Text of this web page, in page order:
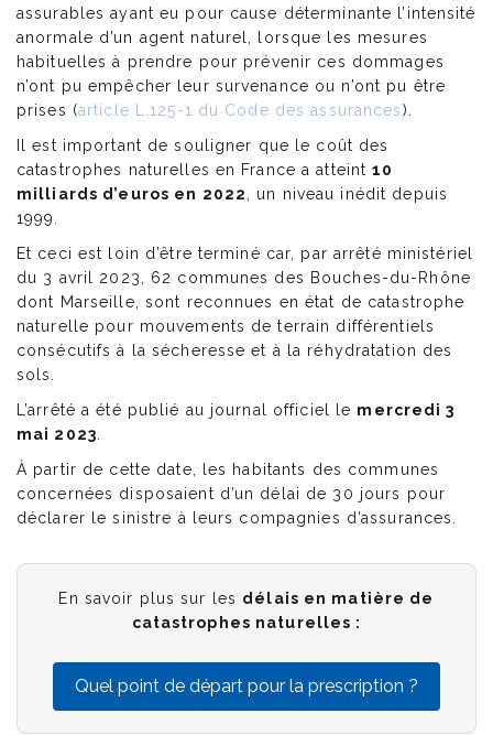
assurables ayant eu pour cause déterminante l’intensité
anormale d’un agent naturel, lorsque les mesures
habituelles à prendre pour prévenir ces dommages
n’ont pu empêcher leur survenance ou n’ont pu être
prises (article L.125-1 du Code des assurances).
Il est important de souligner que le coût des
catastrophes naturelles en France a atteint10
milliards d’euros en 2022
, un niveau inédit depuis
1999.
Et ceci est loin d’être terminé car, par arrêté ministériel
du 3 avril 2023, 62 communes des Bouches-du-Rhône
dont Marseille, sont reconnues en état de catastrophe
naturelle pour mouvements de terrain différentiels
consécutifs à la sécheresse et à la réhydratation des
sols.
L’arrêté a été publié au journal officiel le mercredi 3
mai 2023
À partir de cette date, les habitants des communes
concernées disposaient d’un délai de 30 jours pour
déclarer le sinistre à leurs compagnies d’assurances.
En savoir plus sur les délais en matière de
catastrophes naturelles :
Quel point de départ pour la prescription ?